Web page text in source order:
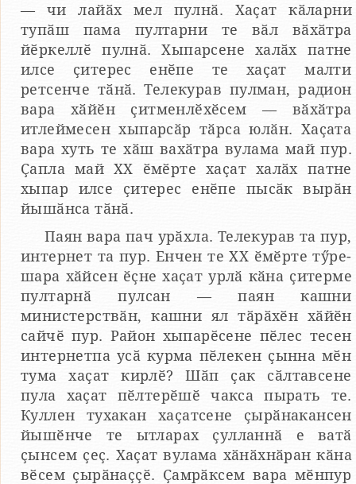
— чи лайӑх мел пулнӑ. Хаҫат кӑларни
тупӑш пама пултарни те вӑл вӑхӑтра
йӗркеллӗ пулнӑ. Хыпарсене халӑх патне
илсе ҫитерес енӗпе те хаҫат малти
ретсенче тӑнӑ. Телекурав пулман, радион
вара хӑйӗн ҫитменлӗхӗсем — вӑхӑтра
итлеймесен хыпарсӑр тӑрса юлӑн. Хаҫата
вара хуть те хӑш вахӑтра вулама май пур.
Ҫапла май XX ӗмӗрте хаҫат халӑх патне
хыпар илсе ҫитерес енӗпе пысӑк вырӑн
йышӑнса тӑнӑ.
Паян вара пач урӑхла. Телекурав та пур,
интернет та пур. Енчен те ХХ ӗмӗрте тӳре-
шара хӑйсен ӗҫне хаҫат урлӑ кӑна ҫитерме
пултарнӑ пулсан — паян кашни
министерствӑн, кашни ял тӑрӑхӗн хӑйӗн
сайчӗ пур. Район хыпарӗсене пӗлес тесен
интернетпа усӑ курма пӗлекен ҫынна мӗн
тума хаҫат кирлӗ? Шӑп ҫак сӑлтавсене
пула хаҫат пӗлтерӗшӗ чакса пырать те.
Куллен тухакан хаҫатсене ҫырӑнакансен
йышӗнче те ытларах ҫулланнӑ е ватӑ
ҫынсем ҫеҫ. Хаҫат вулама хӑнӑхнӑран кӑна
вӗсем ҫырӑнаҫҫӗ. Ҫамрӑксем вара мӗнпур